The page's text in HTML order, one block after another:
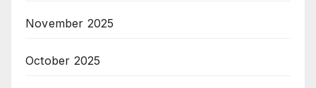
November 2025
October 2025